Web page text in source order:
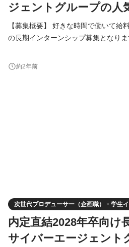
ジェントグループの人
【募集概要】 好きな時間で働いて給
の長期インターンシップ募集となります。 ゲームプランナ
は、過去に数多く有名企業からの内
ターネットサービスやゲームアプリ
約2年前
次世代プロデューサー（企画職）・学生
内定直結2028年卒向け
サイバーエージェント